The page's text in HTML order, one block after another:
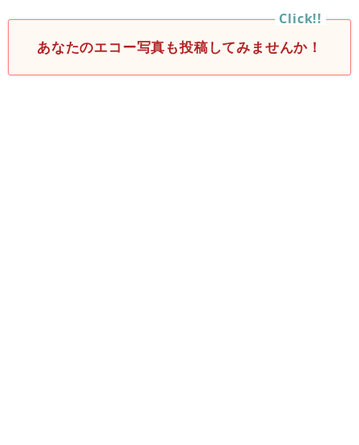
あなたのエコー写真も投稿してみませんか！